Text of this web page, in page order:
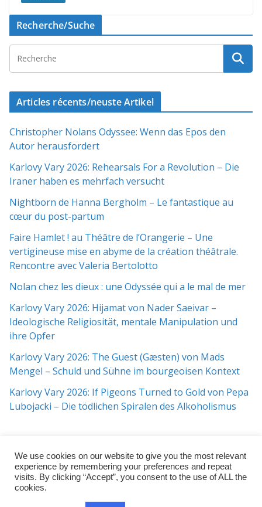
Recherche/Suche
Articles récents/neuste Artikel
Christopher Nolans Odyssee: Wenn das Epos den
Autor herausfordert
Karlovy Vary 2026: Rehearsals For a Revolution – Die
Iraner haben es mehrfach versucht
Nightborn de Hanna Bergholm – Le fantastique au
cœur du post-partum
Faire Hamlet ! au Théâtre de l’Orangerie – Une
vertigineuse mise en abyme de la création théâtrale.
Rencontre avec Valeria Bertolotto
Nolan chez les dieux : une Odyssée qui a le mal de mer
Karlovy Vary 2026: Hijamat von Nader Saeivar​​ –
Ideologische Religiosität, mentale Manipulation und
ihre Opfer
Karlovy Vary 2026: The Guest (Gæsten) von Mads
Mengel – Schuld und Sühne im bourgeoisen Kontext
Karlovy Vary 2026: If Pigeons Turned to Gold von Pepa
Lubojacki – Die tödlichen Spiralen des Alkoholismus
Copyright © 2026j:mag
We use cookies on our website to give you the most relevant
experience by remembering your preferences and repeat
visits. By clicking “Accept”, you consent to the use of ALL the
cookies.